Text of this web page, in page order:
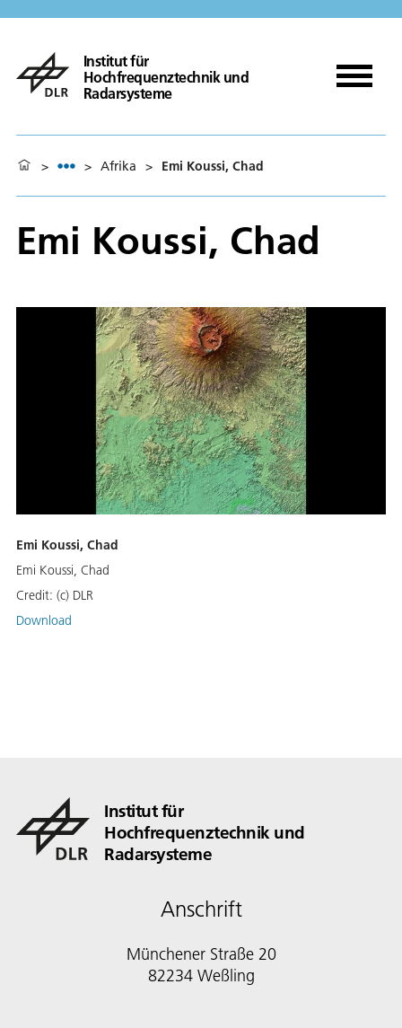
Institut für
Hochfrequenztechnik und
Radarsysteme
> > Afrika > Emi Koussi, Chad
Emi Koussi, Chad
Emi Koussi, Chad
Emi Koussi, Chad
Credit: (c) DLR
Download
Institut für
Hochfrequenztechnik und
Radarsysteme
Anschrift
Münchener Straße 20
82234 Weßling